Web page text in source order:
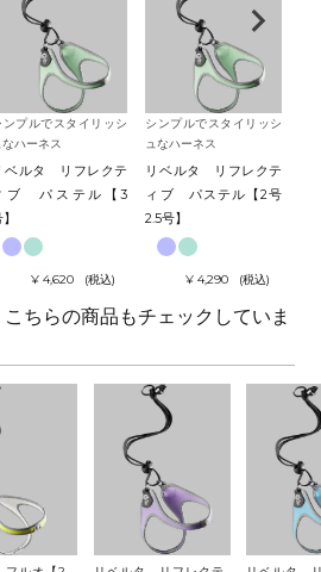
ンプルでスタイリッシ
なハーネス
ベルタ リフレクテ
ブ パステル【3
¥ 4,620 税込
シンプルでスタイリッシ
ュなハーネス
リベルタ リフレクテ
ィブ パステル【2号
2.5号】
¥ 4,290 税込
ちらの商品もチェックしていま